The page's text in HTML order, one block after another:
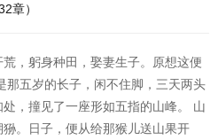
章）
，躬身种田，娶妻生子。原想这便
那五岁的长子，闲不住脚，三天两头
，撞见了一座形如五指的山峰。 山
。日子，便从给那猴儿送山果开